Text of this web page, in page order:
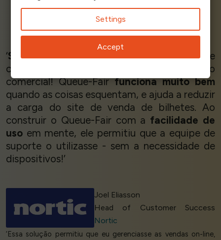
Mike S - Event Organiser
CookieCon
‘Soberbo!Fácil de usar,fácilde configurar e
começar - e excelente comunicação
comercial! Queue-Fairfunciona muito bem
quando as coisas esquentam, e ajuda a reduzir
a carga do site de venda de bilhetes. Ao
construir o Queue-Fair com a facilidade de
uso em mente, ele permitiu que a equipe de
suporte o utilizasse - sem a necessidade de
dispositivos!’
Joel Eliasson
Head of Customer Success
Nortic
‘Essa solução permitiu que eu gerenciasse as vendas on-line,
Settings
Accept